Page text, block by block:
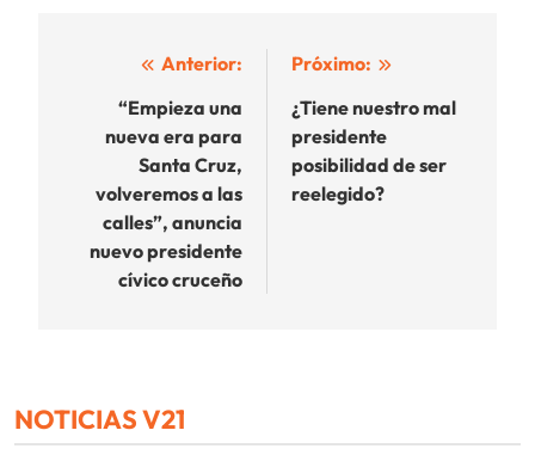
Navegación
entradas
Anterior:
“Empieza una
nueva era para
Santa Cruz,
volveremos a las
calles”, anuncia
nuevo presidente
cívico cruceño
Próximo:
¿Tiene nuestro mal
presidente
posibilidad de ser
reelegido?
NOTICIAS V21